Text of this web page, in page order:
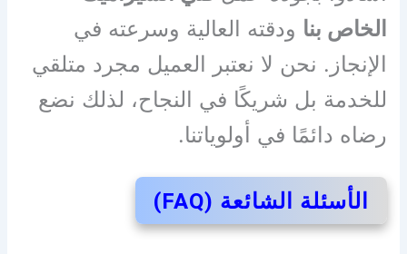
الخاص بنا ودقته العالية وسرعته في
الإنجاز. نحن لا نعتبر العميل مجرد متلقي
للخدمة بل شريكًا في النجاح، لذلك نضع
رضاه دائمًا في أولوياتنا.
الأسئلة الشائعة (FAQ)